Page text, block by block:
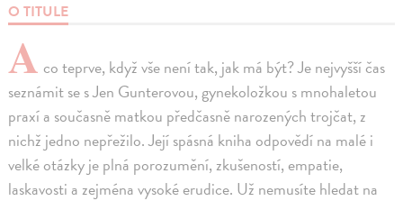
O TITULE
A co teprve, když vše není tak, jak má být? Je nejvyšší čas
seznámit se s Jen Gunterovou, gynekoložkou s mnohaletou
praxí a současně matkou předčasně narozených trojčat, z
nichž jedno nepřežilo. Její spásná kniha odpovědí na malé i
velké otázky je plná porozumění, zkušeností, empatie,
laskavosti a zejména vysoké erudice. Už nemusíte hledat na